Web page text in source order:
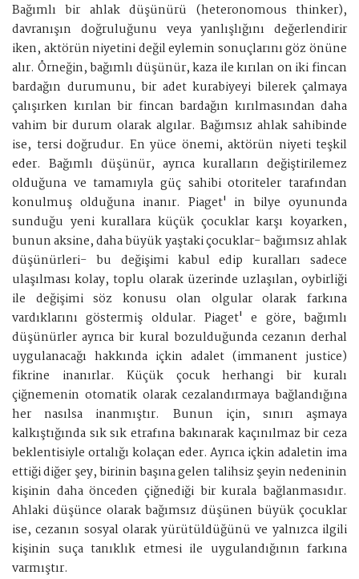
Bağımlı bir ahlak düşünürü (heteronomous thinker),
davranışın doğruluğunu veya yanlışlığını değerlendirir
iken, aktörün niyetini değil eylemin sonuçlarını göz önüne
alır. Örneğin, bağımlı düşünür, kaza ile kırılan on iki fincan
bardağın durumunu, bir adet kurabiyeyi bilerek çalmaya
çalışırken kırılan bir fincan bardağın kırılmasından daha
vahim bir durum olarak algılar. Bağımsız ahlak sahibinde
ise, tersi doğrudur. En yüce önemi, aktörün niyeti teşkil
eder. Bağımlı düşünür, ayrıca kuralların değiştirilemez
olduğuna ve tamamıyla güç sahibi otoriteler tarafından
konulmuş olduğuna inanır. Piaget' in bilye oyununda
sunduğu yeni kurallara küçük çocuklar karşı koyarken,
bunun aksine, daha büyük yaştaki çocuklar- bağımsız ahlak
düşünürleri- bu değişimi kabul edip kuralları sadece
ulaşılması kolay, toplu olarak üzerinde uzlaşılan, oybirliği
ile değişimi söz konusu olan olgular olarak farkına
vardıklarını göstermiş oldular. Piaget' e göre, bağımlı
düşünürler ayrıca bir kural bozulduğunda cezanın derhal
uygulanacağı hakkında içkin adalet (immanent justice)
fikrine inanırlar. Küçük çocuk herhangi bir kuralı
çiğnemenin otomatik olarak cezalandırmaya bağlandığına
her nasılsa inanmıştır. Bunun için, sınırı aşmaya
kalkıştığında sık sık etrafına bakınarak kaçınılmaz bir ceza
beklentisiyle ortalığı kolaçan eder. Ayrıca içkin adaletin ima
ettiği diğer şey, birinin başına gelen talihsiz şeyin nedeninin
kişinin daha önceden çiğnediği bir kurala bağlanmasıdır.
Ahlaki düşünce olarak bağımsız düşünen büyük çocuklar
ise, cezanın sosyal olarak yürütüldüğünü ve yalnızca ilgili
kişinin suça tanıklık etmesi ile uygulandığının farkına
varmıştır.